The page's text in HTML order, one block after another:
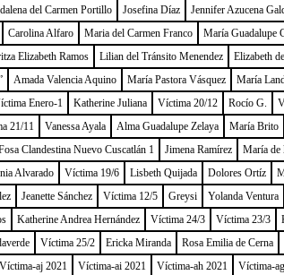
del Carmen Portillo Josefina Díaz Jennifer Azucena
Carolina Alfaro Maria del Carmen Franco María Guadalupe
Elizabeth Ramos Lilian del Tránsito Menendez Elizabeth
Amada Valencia Aquino María Pastora Vásquez María
Enero-1 Katherine Juliana Víctima 20/12 Rocío G.
21/11 Vanessa Ayala Alma Guadalupe Zelaya María Brito
Clandestina Nuevo Cuscatlán 1 Jimena Ramírez María de
Alvarado Víctima 19/6 Lisbeth Quijada Dolores Ortíz
Jeanette Sánchez Víctima 12/5 Greysi Yolanda Ventura
Katherine Andrea Hernández Víctima 24/3 Víctima 23/3
Víctima 25/2 Ericka Miranda Rosa Emilia de Cerna
Víctima-aj 2021 Víctima-ai 2021 Víctima-ah 2021 Víctima-